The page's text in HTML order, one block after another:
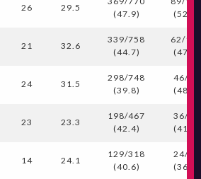
26 29.5
(47.9)
(52.7)
21 32.6
339/758
(44.7)
62/
(47.3)
24 31.5
298/748
(39.8)
46/94
(48.9)
23 23.3
198/467
(42.4)
36/87
(41.4)
14 24.1
129/318
(40.6)
24/66
(36.4)